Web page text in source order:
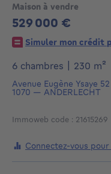
Maison à vendre
529 000 €
529000€
Simuler mon crédit
6 chambres
230 m²
Avenue Eugène Ysaye 52
1070 — ANDERLECHT
Immoweb code : 21615269
Connectez-vous